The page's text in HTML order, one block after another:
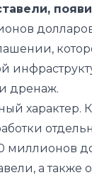
дренаж.
характер.
миллионов
а также